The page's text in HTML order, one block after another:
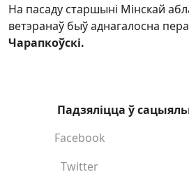
На пасаду старшыні Мінскай
ветэранаў быў аднагалосна
Чарапкоўскі.
Падзяліцца ў
Facebook
Twitter